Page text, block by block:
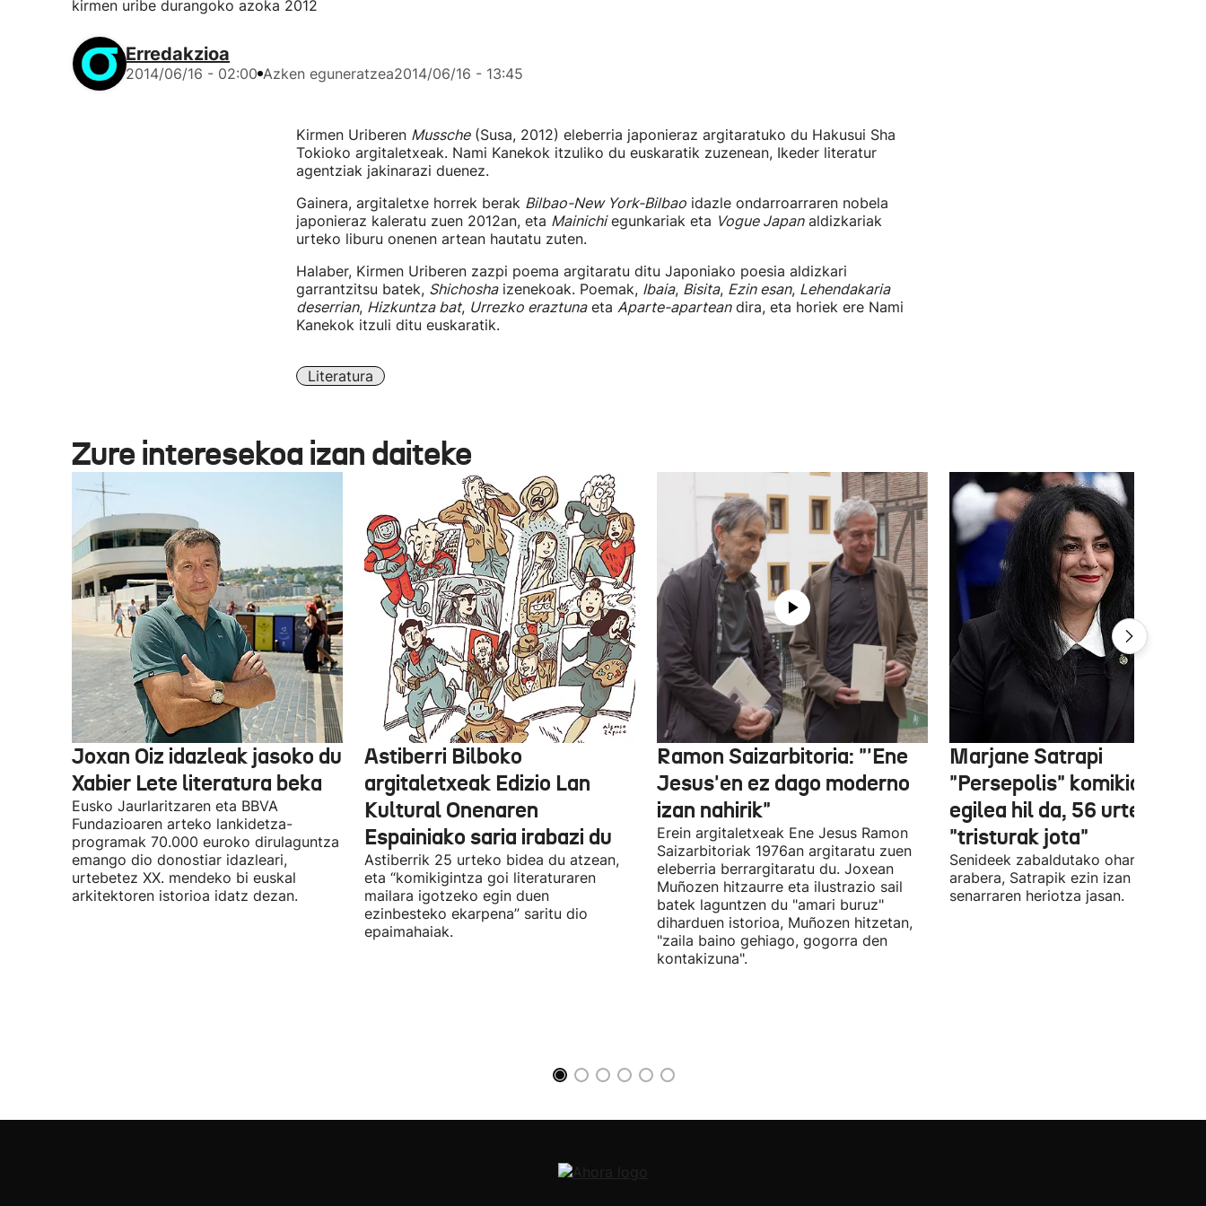
kirmen uribe durangoko azoka 2012
Erredakzioa
2014/06/16 - 02:00 Azken eguneratzea2014/06/16 - 13:45
Kirmen Uriberen Mussche(Susa, 2012) eleberria japonieraz argitaratuko du Hakusui Sha
Tokioko argitaletxeak. Nami Kanekok itzuliko du euskaratik zuzenean, Ikeder literatur
agentziak jakinarazi duenez.
Gainera, argitaletxe horrek berak Bilbao-New York-Bilbaoidazle ondarroarraren nobela
japonieraz kaleratu zuen 2012an, eta Mainichiegunkariak eta Vogue Japanaldizkariak
urteko liburu onenen artean hautatu zuten.
Halaber, Kirmen Uriberen zazpi poema argitaratu ditu Japoniako poesia aldizkari
garrantzitsu batek, Shichoshaizenekoak. Poemak, Ibaia, Bisita, Ezin esan, Lehendakaria
deserrian, Hizkuntza bat, Urrezko eraztunaeta Aparte-aparteandira, eta horiek ere Nami
Kanekok itzuli ditu euskaratik.
Literatura
Zure interesekoa izan daiteke
Joxan Oiz idazleak jasoko du
Xabier Lete literatura beka
Eusko Jaurlaritzaren eta BBVA
Fundazioaren arteko lankidetza-
programak 70.000 euroko dirulaguntza
emango dio donostiar idazleari,
urtebetez XX. mendeko bi euskal
arkitektoren istorioa idatz dezan.
Astiberri Bilboko
argitaletxeak Edizio Lan
Kultural Onenaren
Espainiako saria irabazi du
Astiberrik 25 urteko bidea du atzean,
eta “komikigintza goi literaturaren
mailara igotzeko egin duen
ezinbesteko ekarpena” saritu dio
epaimahaiak.
Ramon Saizarbitoria: "'Ene
Jesus'en ez dago moderno
izan nahirik"
Erein argitaletxeak Ene Jesus Ramon
Saizarbitoriak 1976an argitaratu zuen
eleberria berrargitaratu du. Joxean
Muñozen hitzaurre eta ilustrazio sail
batek laguntzen du "amari buruz"
diharduen istorioa, Muñozen hitzetan,
"zaila baino gehiago, gogorra den
kontakizuna".
Marjane Satrapi
"Persepolis" komikiaren
egilea hil da, 56 urte
"tristurak jota"
Senideek zabaldutako oharraren
arabera, Satrapik ezin izan du
senarraren heriotza jasan.